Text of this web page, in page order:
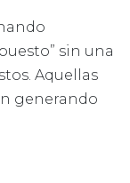
sin una
Aquellas
generando